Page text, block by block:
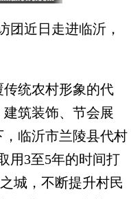
近日走进临沂，
统农村形象的代
筑装饰、节会展
临沂市兰陵县代村
用3至5年的时间打
城，不断提升村民